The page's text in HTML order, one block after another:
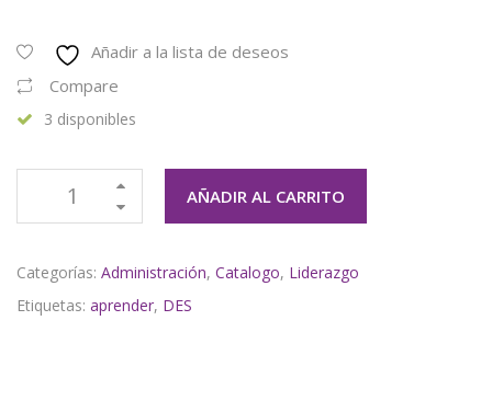
Añadir a la lista de deseos
Compare
3 disponibles
AÑADIR AL CARRITO
Categorías: Administración, Catalogo, Liderazgo
Etiquetas: aprender, DES